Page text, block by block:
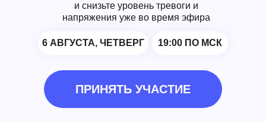
6 АВГУСТА, ЧЕТВЕРГ 19:00 ПО МСК
и снизьте уровень тревоги и
напряжения уже во время эфира
ПРИНЯТЬ УЧАСТИЕ